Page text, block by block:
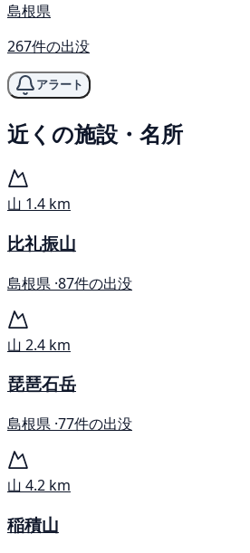
島根県
267件の出没
アラート
近くの施設・名所
山 1.4 km
比礼振山
島根県 ·87件の出没
山 2.4 km
琵琶石岳
島根県 ·77件の出没
山 4.2 km
稲積山